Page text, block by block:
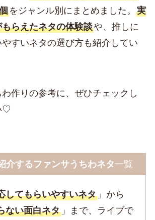
をジャンル別にまとめました。 実
らえたネタの体験談や、推しに
すいネタの選び方も紹介してい
作りの参考に、ぜひチェックし
♡
介するファンサうちわネタ一覧
してもらいやすいネタ 」から
ない面白ネタ 」まで、ライブで